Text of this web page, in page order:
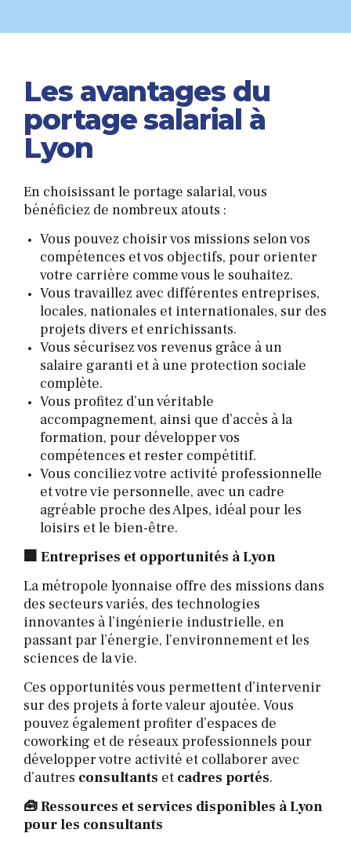
9
0
Les avantages du
portage salarial à
Lyon
En choisissant le portage salarial, vous
bénéficiez de nombreux atouts :
Vous pouvez choisir vos missions selon vos
compétences et vos objectifs, pour orienter
votre carrière comme vous le souhaitez.
Vous travaillez avec différentes entreprises,
locales, nationales et internationales, sur des
projets divers et enrichissants.
Vous sécurisez vos revenus grâce à un
salaire garanti et à une protection sociale
complète.
Vous profitez d’un véritable
accompagnement, ainsi que d’accès à la
formation, pour développer vos
compétences et rester compétitif.
Vous conciliez votre activité professionnelle
et votre vie personnelle, avec un cadre
agréable proche des Alpes, idéal pour les
loisirs et le bien-être.
🏢 Entreprises et opportunités à Lyon
La métropole lyonnaise offre des missions dans
des secteurs variés, des technologies
innovantes à l’ingénierie industrielle, en
passant par l’énergie, l’environnement et les
sciences de la vie.
Ces opportunités vous permettent d’intervenir
sur des projets à forte valeur ajoutée. Vous
pouvez également profiter d’espaces de
coworking et de réseaux professionnels pour
développer votre activité et collaborer avec
d’autres consultants et cadres portés.
🧰 Ressources et services disponibles à Lyon
pour les consultants